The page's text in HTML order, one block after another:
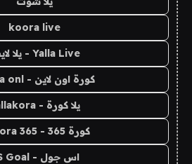
koora live
Yalla Live - يلا لايف
كورة اون لاين - koora onl
يلا كورة - yallakora
كورة 365 - kooora 365
اس جول - AS Goal